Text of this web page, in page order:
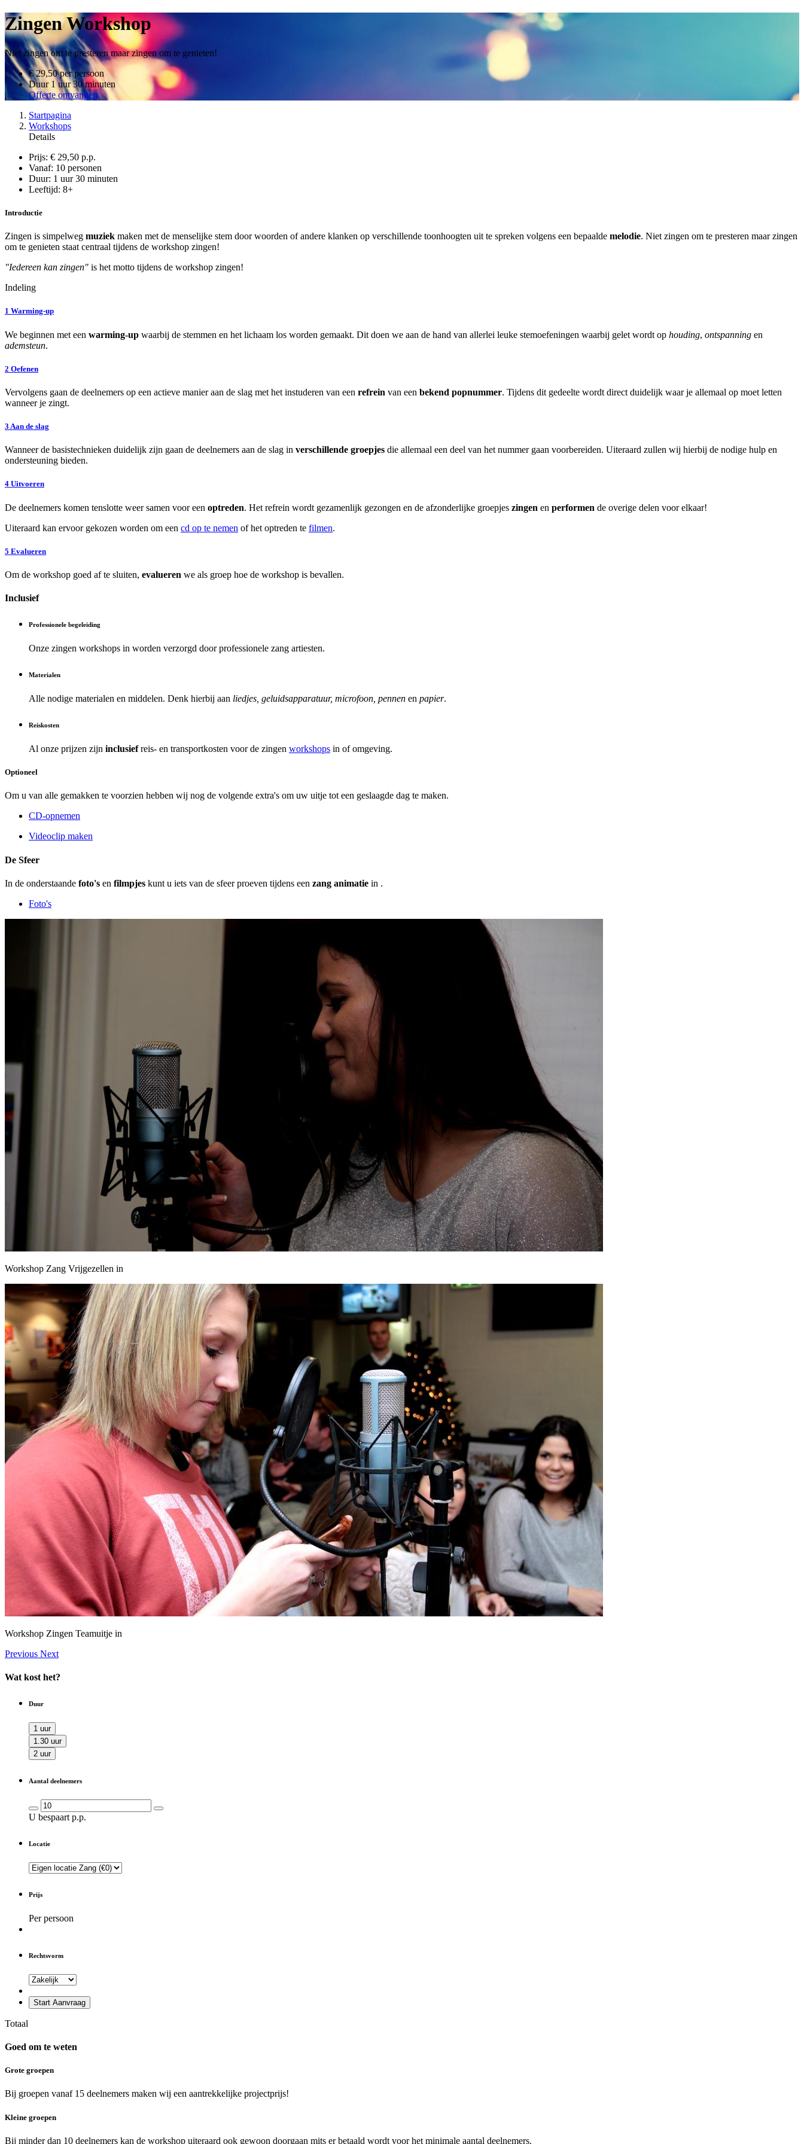
Zingen Workshop
Niet zingen om te presteren maar zingen om te genieten!
€ 29,50per persoon
Duur1 uur 30 minuten
Offerte ontvangen
Startpagina
Workshops
Details
Prijs: € 29,50 p.p.
Vanaf: 10 personen
Duur: 1 uur 30 minuten
Leeftijd: 8+
Introductie
Zingen is simpelweg muziek maken met de menselijke stem door woorden of andere klanken op verschillende toonhoogten uit te spreken volgens een bepaalde melodie. Niet zingen om te presteren maar zingen
om te genieten staat centraal tijdens de workshop zingen!
"Iedereen kan zingen" is het motto tijdens de workshop zingen!
Indeling
1 Warming-up
We beginnen met een warming-up waarbij de stemmen en het lichaam los worden gemaakt. Dit doen we aan de hand van allerlei leuke stemoefeningen waarbij gelet wordt op houding, ontspanning en
ademsteun.
2 Oefenen
Vervolgens gaan de deelnemers op een actieve manier aan de slag met het instuderen van een refrein van een bekend popnummer. Tijdens dit gedeelte wordt direct duidelijk waar je allemaal op moet letten
wanneer je zingt.
3 Aan de slag
Wanneer de basistechnieken duidelijk zijn gaan de deelnemers aan de slag in verschillende groepjes die allemaal een deel van het nummer gaan voorbereiden. Uiteraard zullen wij hierbij de nodige hulp en
ondersteuning bieden.
4 Uitvoeren
De deelnemers komen tenslotte weer samen voor een optreden. Het refrein wordt gezamenlijk gezongen en de afzonderlijke groepjes zingen en performen de overige delen voor elkaar!
Uiteraard kan ervoor gekozen worden om een cd op te nemen of het optreden te filmen.
5 Evalueren
Om de workshop goed af te sluiten, evalueren we als groep hoe de workshop is bevallen.
Inclusief
Professionele begeleiding
Onze zingen workshops in worden verzorgd door professionele zang artiesten.
Materialen
Alle nodige materialen en middelen. Denk hierbij aan liedjes, geluidsapparatuur, microfoon, pennen en papier.
Reiskosten
Al onze prijzen zijn inclusiefreis- en transportkosten voor de zingen workshops in of omgeving.
Optioneel
Om u van alle gemakken te voorzien hebben wij nog de volgende extra's om uw uitje tot een geslaagde dag te maken.
CD-opnemen
Videoclip maken
De Sfeer
In de onderstaande foto's en filmpjes kunt u iets van de sfeer proeven tijdens een zang animatie in .
Foto's
Workshop Zang Vrijgezellen in
Workshop Zingen Teamuitje in
Previous Next
Wat kost het?
Duur
1 uur
1.30 uur
2 uur
Aantal deelnemers
U bespaart p.p.
Locatie
Prijs
Per persoon
Rechtsvorm
Start Aanvraag
Totaal
Goed om te weten
Grote groepen
Bij groepen vanaf 15 deelnemers maken wij een aantrekkelijke projectprijs!
Kleine groepen
Bij minder dan 10 deelnemers kan de workshop uiteraard ook gewoon doorgaan mits er betaald wordt voor het minimale aantal deelnemers.